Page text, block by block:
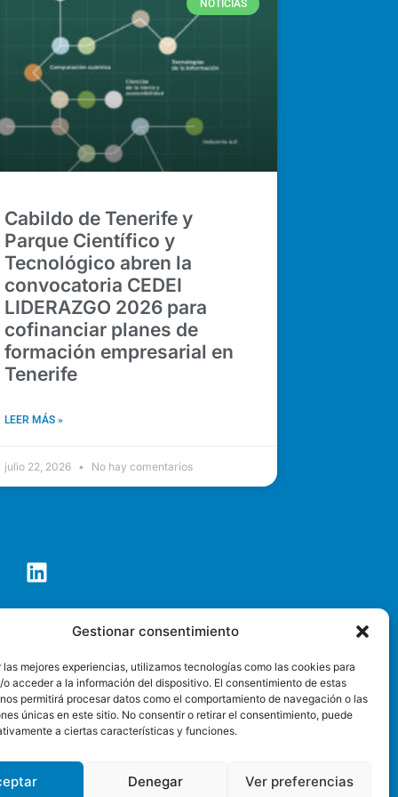
Gestionar consentimiento
las mejores experiencias, utilizamos tecnologías como las cookies para
o acceder a la información del dispositivo. El consentimiento de estas
permitirá procesar datos como el comportamiento de navegación o las
únicas en este sitio. No consentir o retirar el consentimiento, puede
a ciertas características y funciones.
Denegar Ver preferencias
NOTICIAS
Cabildo de Tenerife y
Parque Científico y
Tecnológico abren la
convocatoria CEDEI
LIDERAZGO 2026 para
cofinanciar planes de
formación empresarial en
Tenerife
LEER MÁS »
julio 22, 2026 No hay comentarios
de Tenerife S.A.
ELECTRÓNICA
Accesibilidad web